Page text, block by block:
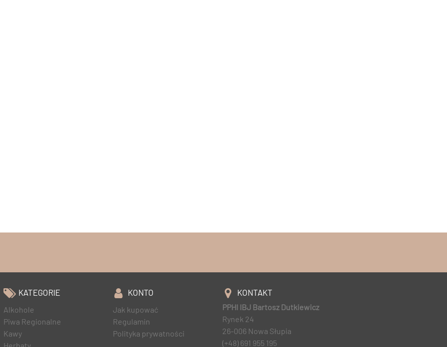
KATEGORIE
Alkohole
Piwa Regionalne
Kawy
KONTO
Jak kupować
Regulamin
Polityka prywatności
KONTAKT
PPHI IBJ Bartosz Dutkiewicz
Rynek 24
26-006 Nowa Słupia
(+48) 691 955 195